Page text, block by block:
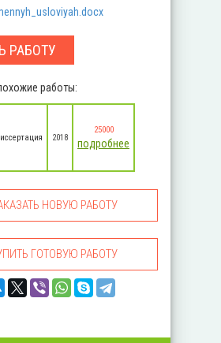
РАБОТУ
работы:
2018
25000
подробнее
НОВУЮ РАБОТУ
ГОТОВУЮ РАБОТУ